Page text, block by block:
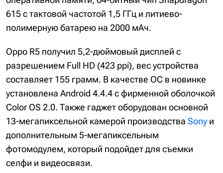
615 с тактовой частотой 1,5 ГГц и литиево-
полимерную батарею на 2000 мАч.
Oppo R5 получил 5,2-дюймовый дисплей с
разрешением Full HD (423 ppi), вес устройства
составляет 155 грамм. В качестве ОС в новинке
установлена Android 4.4.4 с фирменной оболочкой
Color OS 2.0. Также гаджет оборудован основной
13-мегапиксельной камерой производства Sony и
дополнительным 5-мегапиксельным
фотомодулем, который подойдет для съемки
селфи и видеосвязи.